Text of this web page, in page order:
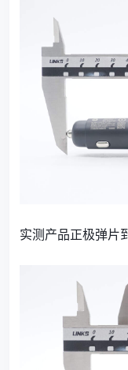
实测产品正极弹片